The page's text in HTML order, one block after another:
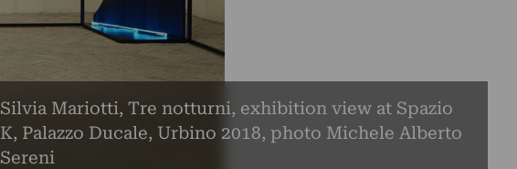
Silvia Mariotti, Tre notturni, exhibition view at Spazio
K, Palazzo Ducale, Urbino 2018, photo Michele Alberto
Sereni